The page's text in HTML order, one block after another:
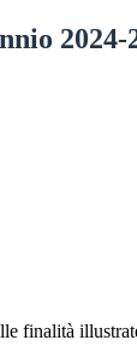
2024-
finalità